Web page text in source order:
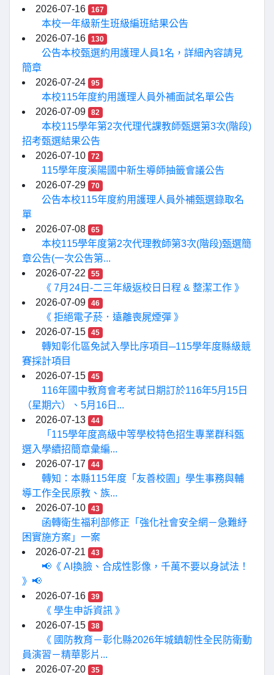
2026-07-16
167
本校一年級新生班級編班結果公告
2026-07-16
130
公告本校甄選約用護理人員1名，詳細內容請見
簡章
2026-07-24
95
本校115年度約用護理人員外補面試名單公告
2026-07-09
82
本校115學年第2次代理代課教師甄選第3次(階段)
招考甄選結果公告
2026-07-10
72
115學年度溪陽國中新生導師抽籤會議公告
2026-07-29
70
公告本校115年度約用護理人員外補甄選錄取名
單
2026-07-08
65
本校115學年度第2次代理教師第3次(階段)甄選簡
章公告(一次公告第...
2026-07-22
55
《 7月24日-二三年級返校日日程 & 整潔工作 》
2026-07-09
46
《 拒絕電子菸．遠離喪屍煙彈 》
2026-07-15
45
轉知彰化區免試入學比序項目─115學年度縣級競
賽採計項目
2026-07-15
45
116年國中教育會考考試日期訂於116年5月15日
（星期六）、5月16日...
2026-07-13
44
「115學年度高級中等學校特色招生專業群科甄
選入學續招簡章彙編...
2026-07-17
44
轉知：本縣115年度「友善校園」學生事務與輔
導工作全民原教、族...
2026-07-10
43
函轉衛生福利部修正「強化社會安全網－急難紓
困實施方案」一案
2026-07-21
43
📢《 AI換臉、合成性影像，千萬不要以身試法！
》📢
2026-07-16
39
《 學生申訴資訊 》
2026-07-15
38
《 國防教育－彰化縣2026年城鎮韌性全民防衛動
員演習－精華影片...
2026-07-20
35